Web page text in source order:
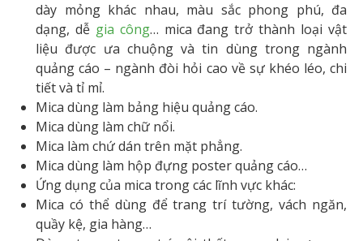
dày mỏng khác nhau, màu sắc phong phú, đa
dạng, dễ gia công… mica đang trở thành loại vật
liệu được ưa chuộng và tin dùng trong ngành
quảng cáo – ngành đòi hỏi cao về sự khéo léo, chi
tiết và tỉ mỉ.
Mica dùng làm bảng hiệu quảng cáo.
Mica dùng làm chữ nổi.
Mica làm chứ dán trên mặt phẳng.
Mica dùng làm hộp đựng poster quảng cáo…
Ứng dụng của mica trong các lĩnh vực khác:
Mica có thể dùng để trang trí tường, vách ngăn,
quầy kệ, gia hàng…